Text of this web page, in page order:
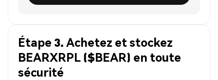
Étape 3. Achetez et stockez
BEARXRPL ($BEAR) en toute
sécurité